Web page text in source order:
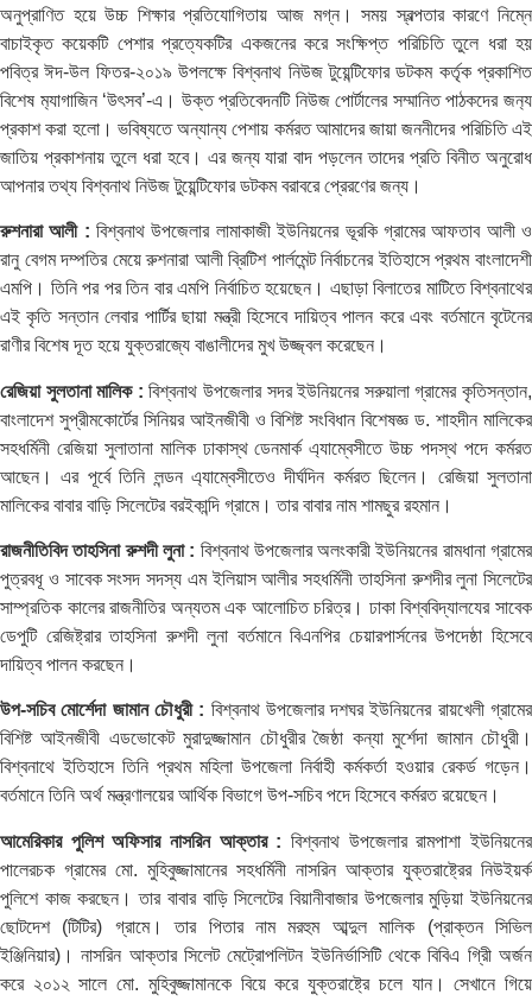
অনুপ্রাণিত হয়ে উচ্চ শিক্ষার প্রতিযোগিতায় আজ মগ্ন। সময় স্বল্পতার কারণে নিম্নে
বাচাইকৃত কয়েকটি পেশার প্রত্যেকটির একজনের করে সংক্ষিপ্ত পরিচিতি তুলে ধরা হয়
পবিত্র ঈদ-উল ফিতর-২০১৯ উপলক্ষে বিশ্বনাথ নিউজ টুয়েন্টিফোর ডটকম কর্তৃক প্রকাশিত
বিশেষ ম‌্যাগাজিন ‘উৎসব’-এ। উক্ত প্রতিবেদনটি নিউজ পোর্টালের সম্মানিত পাঠকদের জন‌্য
প্রকাশ করা হলো। ভবিষ্যতে অন্যান্য পেশায় কর্মরত আমাদের জায়া জননীদের পরিচিতি এই
জাতিয় প্রকাশনায় তুলে ধরা হবে। এর জন্য যারা বাদ পড়লেন তাদের প্রতি বিনীত অনুরোধ
আপনার তথ্য বিশ্বনাথ নিউজ টুয়েন্টিফোর ডটকম বরাবরে প্রেরণের জন্য।
রুশনারা আলী : বিশ্বনাথ উপজেলার লামাকাজী ইউনিয়নের ভূরকি গ্রামের আফতাব আলী ও
রানু বেগম দম্পতির মেয়ে রুশনারা আলী ব্রিটিশ পার্লমেন্ট নির্বাচনের ইতিহাসে প্রথম বাংলাদেশী
এমপি। তিনি পর পর তিন বার এমপি নির্বাচিত হয়েছেন। এছাড়া বিলাতের মাটিতে বিশ্বনাথের
এই কৃতি সন্তান লেবার পার্টির ছায়া মন্ত্রী হিসেবে দায়িত্ব পালন করে এবং বর্তমানে বৃটেনের
রাণীর বিশেষ দূত হয়ে যুক্তরাজ্যে বাঙালীদের মুখ উজ্জ্বল করেছেন।
রেজিয়া সুলতানা মালিক : বিশ্বনাথ উপজেলার সদর ইউনিয়নের সরুয়ালা গ্রামের কৃতিসন্তান,
বাংলাদেশ সুপ্রীমকোর্টের সিনিয়র আইনজীবী ও বিশিষ্ট সংবিধান বিশেষজ্ঞ ড. শাহদীন মালিকের
সহধর্মিনী রেজিয়া সুলাতানা মালিক ঢাকাস্থ ডেনমার্ক এ্যাম্বেসীতে উচ্চ পদস্থ পদে কর্মরত
আছেন। এর পূর্বে তিনি লন্ডন এ্যাম্বেসীতেও দীর্ঘদিন কর্মরত ছিলেন। রেজিয়া সুলতানা
মালিকের বাবার বাড়ি সিলেটের বরইকান্দি গ্রামে। তার বাবার নাম শামছুর রহমান।
রাজনীতিবিদ তাহসিনা রুশদী লুনা : বিশ্বনাথ উপজেলার অলংকারী ইউনিয়নের রামধানা গ্রামের
পুত্রবধূ ও সাবেক সংসদ সদস্য এম ইলিয়াস আলীর সহধর্মিনী তাহসিনা রুশদীর লুনা সিলেটের
সাম্প্রতিক কালের রাজনীতির অন্যতম এক আলোচিত চরিত্র। ঢাকা বিশ্ববিদ্যালযের সাবেক
ডেপুটি রেজিষ্ট্রার তাহসিনা রুশদী লুনা বর্তমানে বিএনপির চেয়ারপার্সনের উপদেষ্ঠা হিসেবে
দায়িত্ব পালন করছেন।
উপ-সচিব মোর্শেদা জামান চৌধুরী : বিশ্বনাথ উপজেলার দশঘর ইউনিয়নের রায়খেলী গ্রামের
বিশিষ্ট আইনজীবী এডভোকেট মুরাদুজ্জামান চৌধুরীর জৈষ্ঠা কন্যা মুর্শেদা জামান চৌধুরী।
বিশ্বনাথে ইতিহাসে তিনি প্রথম মহিলা উপজেলা নির্বাহী কর্মকর্তা হওয়ার রেকর্ড গড়েন।
বর্তমানে তিনি অর্থ মন্ত্রণালয়ের আর্থিক বিভাগে উপ-সচিব পদে হিসেবে কর্মরত রয়েছেন।
আমেরিকার পুলিশ অফিসার নাসরিন আক্তার : বিশ্বনাথ উপজেলার রামপাশা ইউনিয়নের
পালেরচক গ্রামের মো. মুহিবুজ্জামানের সহধর্মিনী নাসরিন আক্তার যুক্তরাষ্ট্রের নিউইয়র্ক
পুলিশে কাজ করছেন। তার বাবার বাড়ি সিলেটের বিয়ানীবাজার উপজেলার মুড়িয়া ইউনিয়নের
ছোটদেশ (টিটির) গ্রামে। তার পিতার নাম মরহুম আব্দুল মালিক (প্রাক্তন সিভিল
ইঞ্জিনিয়ার)। নাসরিন আক্তার সিলেট মেট্রোপলিটন ইউনির্ভাসিটি থেকে বিবিএ গ্রিী অর্জন
করে ২০১২ সালে মো. মুহিবুজ্জামানকে বিয়ে করে যুক্তরাষ্ট্রে চলে যান। সেখানে গিয়ে